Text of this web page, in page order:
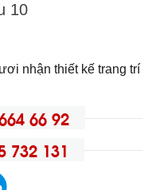
10
nhận thiết kế trang trí
66 92
732 131